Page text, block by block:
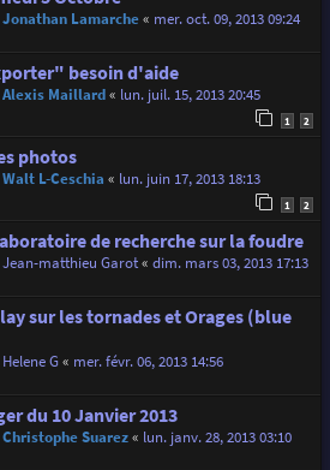
Jonathan Lamarche« mer. oct. 09, 2013 09:24
besoin d'aide
Alexis Maillard« lun. juil. 15, 2013 20:45
1 2
photos
Walt L-Ceschia « lun. juin 17, 2013 18:13
1 2
de recherche sur la foudre
Jean-matthieu Garot« dim. mars 03, 2013 17:13
sur les tornades et Orages (blue
Helene G« mer. févr. 06, 2013 14:56
du 10 Janvier 2013
Christophe Suarez« lun. janv. 28, 2013 03:10